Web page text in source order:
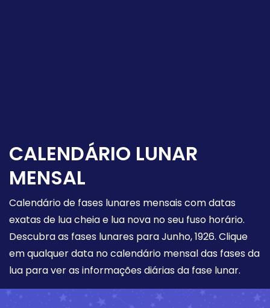
CALENDÁRIO LUNAR
MENSAL
Calendário de fases lunares mensais com datas
exatas de lua cheia e lua nova no seu fuso horário.
Descubra as fases lunares para Junho, 1926. Clique
em qualquer data no calendário mensal das fases da
lua para ver as informações diárias da fase lunar.